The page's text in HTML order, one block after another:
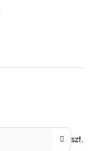
szt.